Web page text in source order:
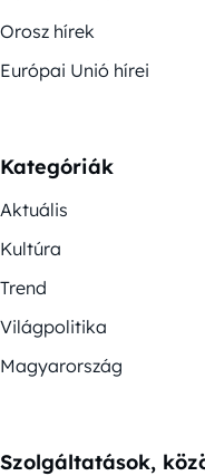
Orosz hírek
Európai Unió hírei
Kategóriák
Aktuális
Kultúra
Trend
Világpolitika
Magyarország
Szolgáltatások,